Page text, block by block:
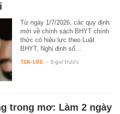
Từ ngày 1/7/2026, các quy định
mới về chính sách BHYT chính
thức có hiệu lực theo Luật
BHYT, Nghị định số…
TEK-LIFE - 5 giờ trước
trong mơ: Làm 2 ngày